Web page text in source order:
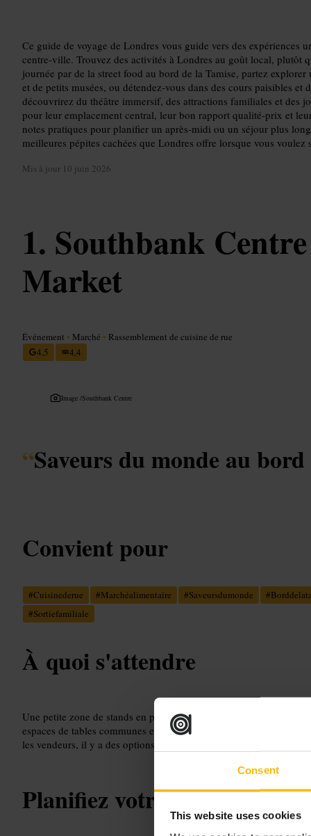
Consent
This website uses cookies
Ce guide de voyage de Londres vous guide vers des expériences
centre‑ville. Trouvez des activités à Londres au goût local, plutôt
journée par de la street food au bord de la Tamise, partez
et de petits musées, ou détendez‑vous dans des cours paisibles et
découvrirez du théâtre immersif, des attractions familiales et des
pour leur emplacement central, leur bon rapport qualité‑prix et
notes pratiques pour planifier un après‑midi ou un séjour plus
meilleures pépites cachées que Londres offre lorsque vous voulez
Mis à jour 10 juin 2026
Southbank
Market
Événement • Marché • Rassemblement de cuisine de rue
4,5
4,4
Image /Southbank Centre
“Saveurs du monde au
Convient pour
#Cuisinederue #Marchéalimentaire #Saveursdumonde #
#Sortiefamiliale
À quoi s'attendre
Une petite zone de stands en plein air, chacun spécialisé dans un
espaces de tables communes et files d’attente aux stands
les vendeurs, il y a des options pour tous les goûts.
Planifiez votre visite